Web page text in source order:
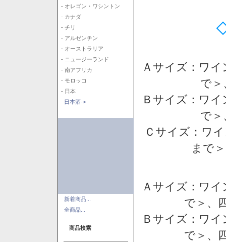
- オレゴン・ワシントン
- カナダ
- チリ
- アルゼンチン
- オーストラリア
- ニュージーランド
- 南アフリカ
- モロッコ
- 日本
日本酒->
新着商品...
全商品...
商品検索
Ａサイズ：ワ
で
Ｂサイズ：ワ
で
Ｃサイズ：ワ
まで
Ａサイズ：ワ
で＞、
Ｂサイズ：ワ
で＞、